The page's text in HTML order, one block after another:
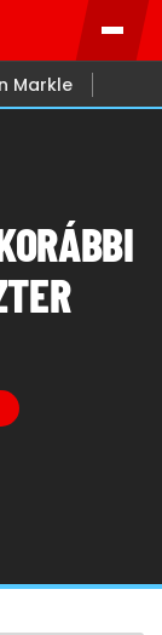
Markle